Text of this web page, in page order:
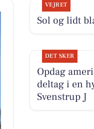
VEJRET
Sol og lidt
DET SKER
Opdag
deltag i en
Svenstrup J